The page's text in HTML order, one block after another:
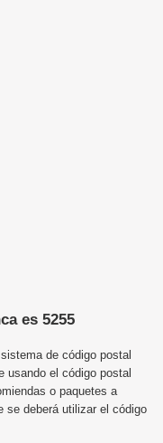
es 5255
de código postal
usando el código postal
o paquetes a
se deberá utilizar el código